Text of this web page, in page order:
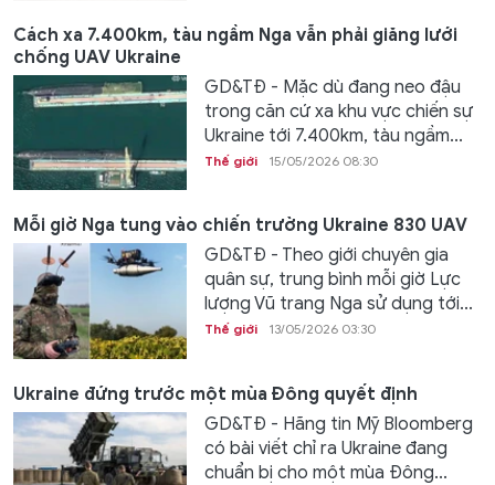
Cách xa 7.400km, tàu ngầm Nga vẫn phải giăng lưới
chống UAV Ukraine
GD&TĐ - Mặc dù đang neo đậu
trong căn cứ xa khu vực chiến sự
Ukraine tới 7.400km, tàu ngầm...
Thế giới 15/05/2026 08:30
Mỗi giờ Nga tung vào chiến trường Ukraine 830 UAV
GD&TĐ - Theo giới chuyên gia
quân sự, trung bình mỗi giờ Lực
lượng Vũ trang Nga sử dụng tới...
Thế giới 13/05/2026 03:30
Ukraine đứng trước một mùa Đông quyết định
GD&TĐ - Hãng tin Mỹ Bloomberg
có bài viết chỉ ra Ukraine đang
chuẩn bị cho một mùa Đông...